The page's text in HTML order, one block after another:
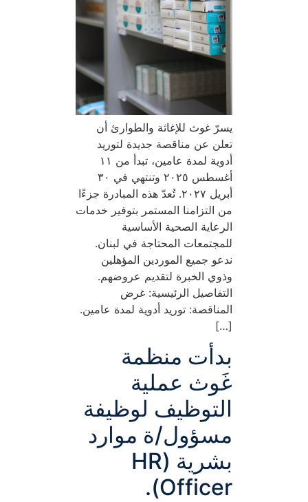
يسرّ غوث للإغاثة والطوارئ أن
تعلن عن مناقصة جديدة لتوريد
أدوية لمدة عامين، تبدأ من ١١
أغسطس ٢٠٢٥ وتنتهي في ٣٠
أبريل ٢٠٢٧. تُعدّ هذه المبادرة جزءًا
من التزامنا المستمر بتوفير خدمات
الرعاية الصحية الأساسية
للمجتمعات المحتاجة في لبنان.
ندعو جميع الموردين المؤهلين
وذوي الخبرة لتقديم عروضهم.
التفاصيل الرئيسية: غرض
المناقصة: توريد أدوية لمدة عامين.
[…]
بدأت منظمة
غَوث عملية
التوظيف لوظيفة
مسؤول/ة موارد
بشرية (HR
Officer).